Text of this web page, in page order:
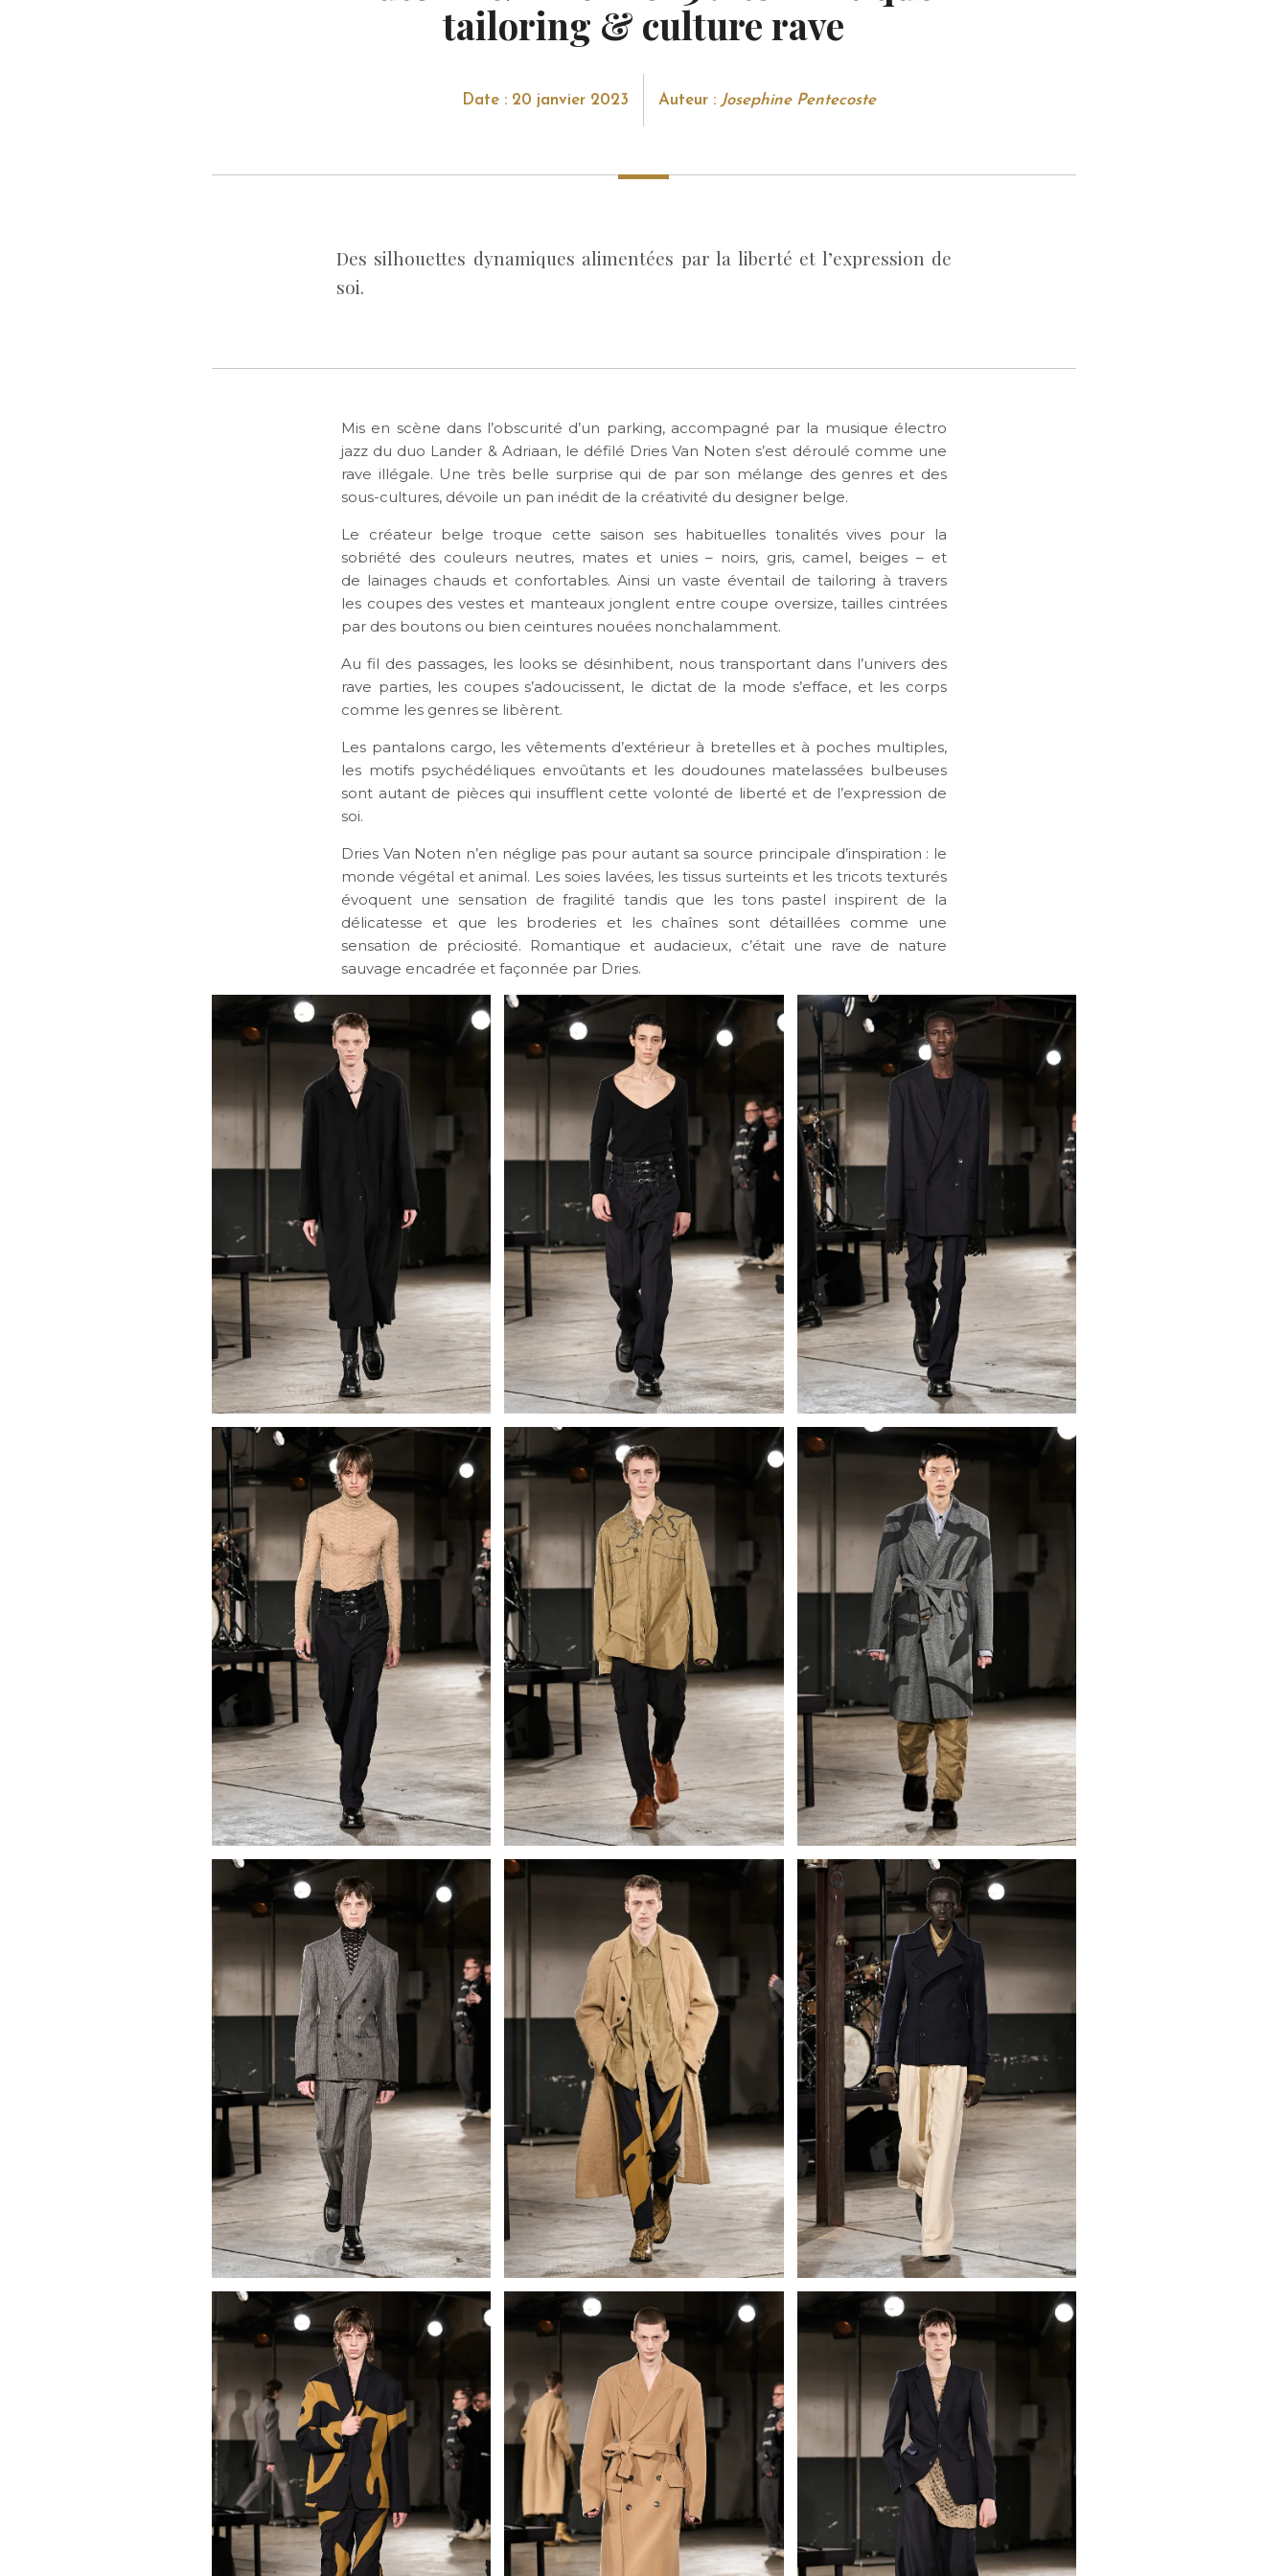
tailoring & culture rave
Date : 20 janvier 2023 Auteur : Josephine Pentecoste
Des silhouettes dynamiques alimentées par la liberté et l’expression de
soi.
Mis en scène dans l’obscurité d’un parking, accompagné par la musique électro
jazz du duo Lander & Adriaan, le défilé Dries Van Noten s’est déroulé comme une
rave illégale. Une très belle surprise qui de par son mélange des genres et des
sous-cultures, dévoile un pan inédit de la créativité du designer belge.
Le créateur belge troque cette saison ses habituelles tonalités vives pour la
sobriété des couleurs neutres, mates et unies – noirs, gris, camel, beiges – et
de lainages chauds et confortables. Ainsi un vaste éventail de tailoring à travers
les coupes des vestes et manteaux jonglent entre coupe oversize, tailles cintrées
par des boutons ou bien ceintures nouées nonchalamment.
Au fil des passages, les looks se désinhibent, nous transportant dans l’univers des
rave parties, les coupes s’adoucissent, le dictat de la mode s’efface, et les corps
comme les genres se libèrent.
Les pantalons cargo, les vêtements d’extérieur à bretelles et à poches multiples,
les motifs psychédéliques envoûtants et les doudounes matelassées bulbeuses
sont autant de pièces qui insufflent cette volonté de liberté et de l’expression de
soi.
Dries Van Noten n’en néglige pas pour autant sa source principale d’inspiration : le
monde végétal et animal. Les soies lavées, les tissus surteints et les tricots texturés
évoquent une sensation de fragilité tandis que les tons pastel inspirent de la
délicatesse et que les broderies et les chaînes sont détaillées comme une
sensation de préciosité. Romantique et audacieux, c’était une rave de nature
sauvage encadrée et façonnée par Dries.